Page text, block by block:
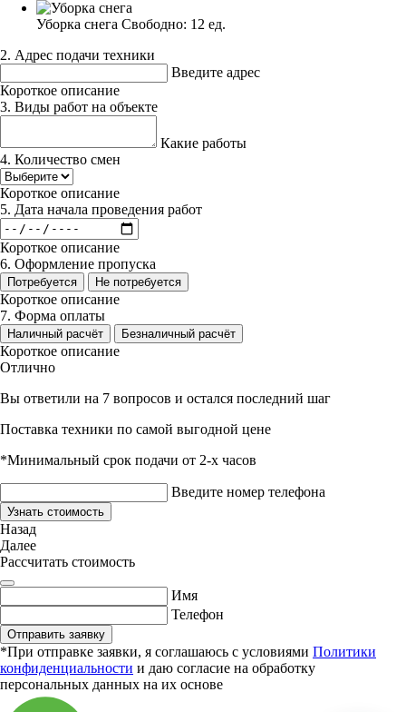
Уборка снега Свободно: 12 ед.
2. Адрес подачи техники
Введите адрес
Короткое описание
3. Виды работ на объекте
Какие работы
4. Количество смен
Короткое описание
5. Дата начала проведения работ
Короткое описание
6. Оформление пропуска
Потребуется Не потребуется
Короткое описание
7. Форма оплаты
Наличный расчёт Безналичный расчёт
Короткое описание
Отлично
Вы ответили на 7 вопросов и остался последний шаг
Поставка техники по самой выгодной цене
*Минимальный срок подачи от 2-х часов
Введите номер телефона
Узнать стоимость
Назад
Далее
Рассчитать стоимость
Имя
Телефон
Отправить заявку
*При отправке заявки, я соглашаюсь с условиями Политики
конфиденциальности и даю согласие на обработку
персональных данных на их основе